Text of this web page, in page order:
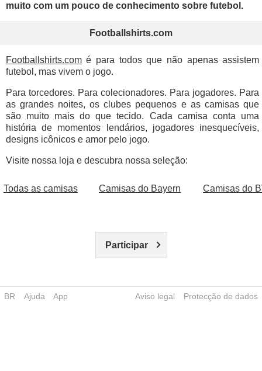
muito com um pouco de conhecimento sobre futebol.
Footballshirts.com
Footballshirts.comé para todos que não apenas assistem
futebol, mas vivem o jogo.
Para torcedores. Para colecionadores. Para jogadores. Para
as grandes noites, os clubes pequenos e as camisas que
são muito mais do que tecido. Cada camisa conta uma
história de momentos lendários, jogadores inesquecíveis,
designs icônicos e amor pelo jogo.
Visite nossa loja e descubra nossa seleção:
Todas as camisas Camisas do Bayern Camisas do
Participar
BR Ajuda App Aviso legal Protecção de dados